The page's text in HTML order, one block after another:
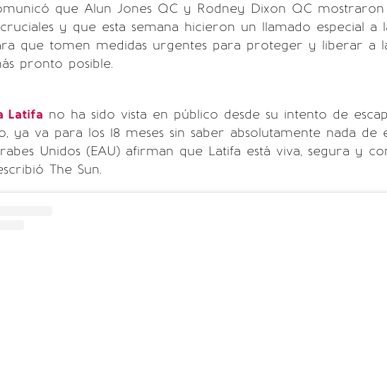
que Alun Jones QC y Rodney Dixon QC mostraron
y que esta semana hicieron un llamado especial a
que tomen medidas urgentes para proteger y liberar a
pronto posible.
Latifa no ha sido vista en público desde su intento de
ya va para los 18 meses sin saber absolutamente nada de
Unidos (EAU) afirman que Latifa está viva, segura y
The Sun.